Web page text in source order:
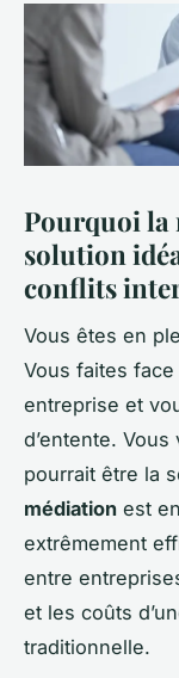
Pourquoi la
solution
conflits
Vous êtes en
Vous faites face
entreprise et
d’entente.
pourrait être la
médiation est
extrêmement
entre
et les coûts
traditionnelle.